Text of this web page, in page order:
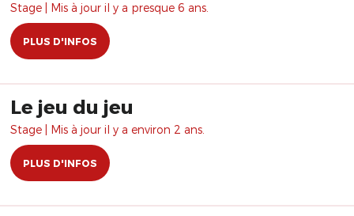
Stage | Mis à jour il y a presque 6 ans.
PLUS D'INFOS
Le jeu du jeu
Stage | Mis à jour il y a environ 2 ans.
PLUS D'INFOS